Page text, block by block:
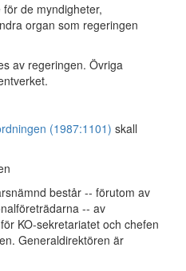
de myndigheter,
organ som regeringen
av regeringen. Övriga
(1987:1101) skall
består -- förutom av
-- av
KO-sekretariatet och chefen
Generaldirektören är